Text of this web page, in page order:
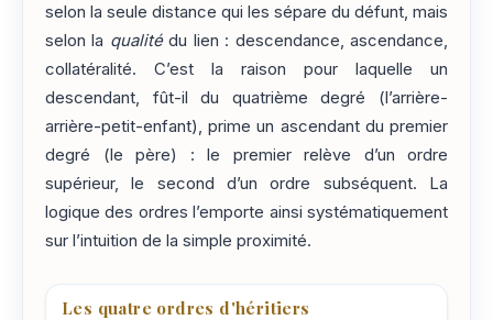
selon la seule distance qui les sépare du défunt, mais
selon la qualitédu lien : descendance, ascendance,
collatéralité. C’est la raison pour laquelle un
descendant, fût-il du quatrième degré (l’arrière-
arrière-petit-enfant), prime un ascendant du premier
degré (le père) : le premier relève d’un ordre
supérieur, le second d’un ordre subséquent. La
logique des ordres l’emporte ainsi systématiquement
sur l’intuition de la simple proximité.
Les quatre ordres d'héritiers